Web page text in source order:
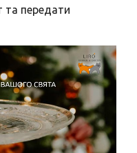
та передати